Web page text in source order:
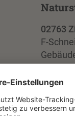
02763
F-